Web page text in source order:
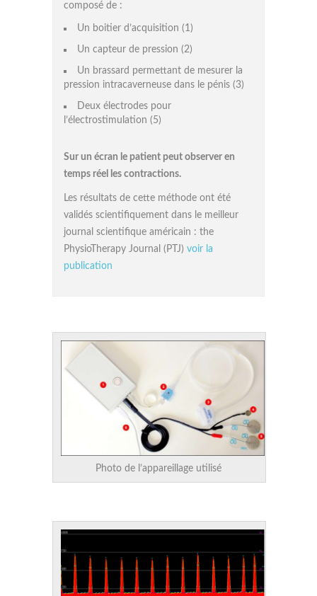
composé de :
Un boitier d’acquisition (1)
Un capteur de pression (2)
Un brassard permettant de mesurer la
pression intracaverneuse dans le pénis (3)
Deux électrodes pour
l’électrostimulation (5)
Sur un écran le patient peut observer en
temps réel les contractions.
Les résultats de cette méthode ont été
validés scientifiquement dans le meilleur
journal scientifique américain : the
PhysioTherapy Journal (PTJ) voir la
publication
Photo de l’appareillage utilisé